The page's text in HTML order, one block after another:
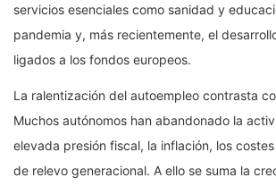
servicios esenciales como sanidad y
pandemia y, más recientemente, el
ligados a los fondos europeos.
La ralentización del autoempleo contrasta
Muchos autónomos han abandonado la
elevada presión fiscal, la inflación, los
de relevo generacional. A ello se suma la